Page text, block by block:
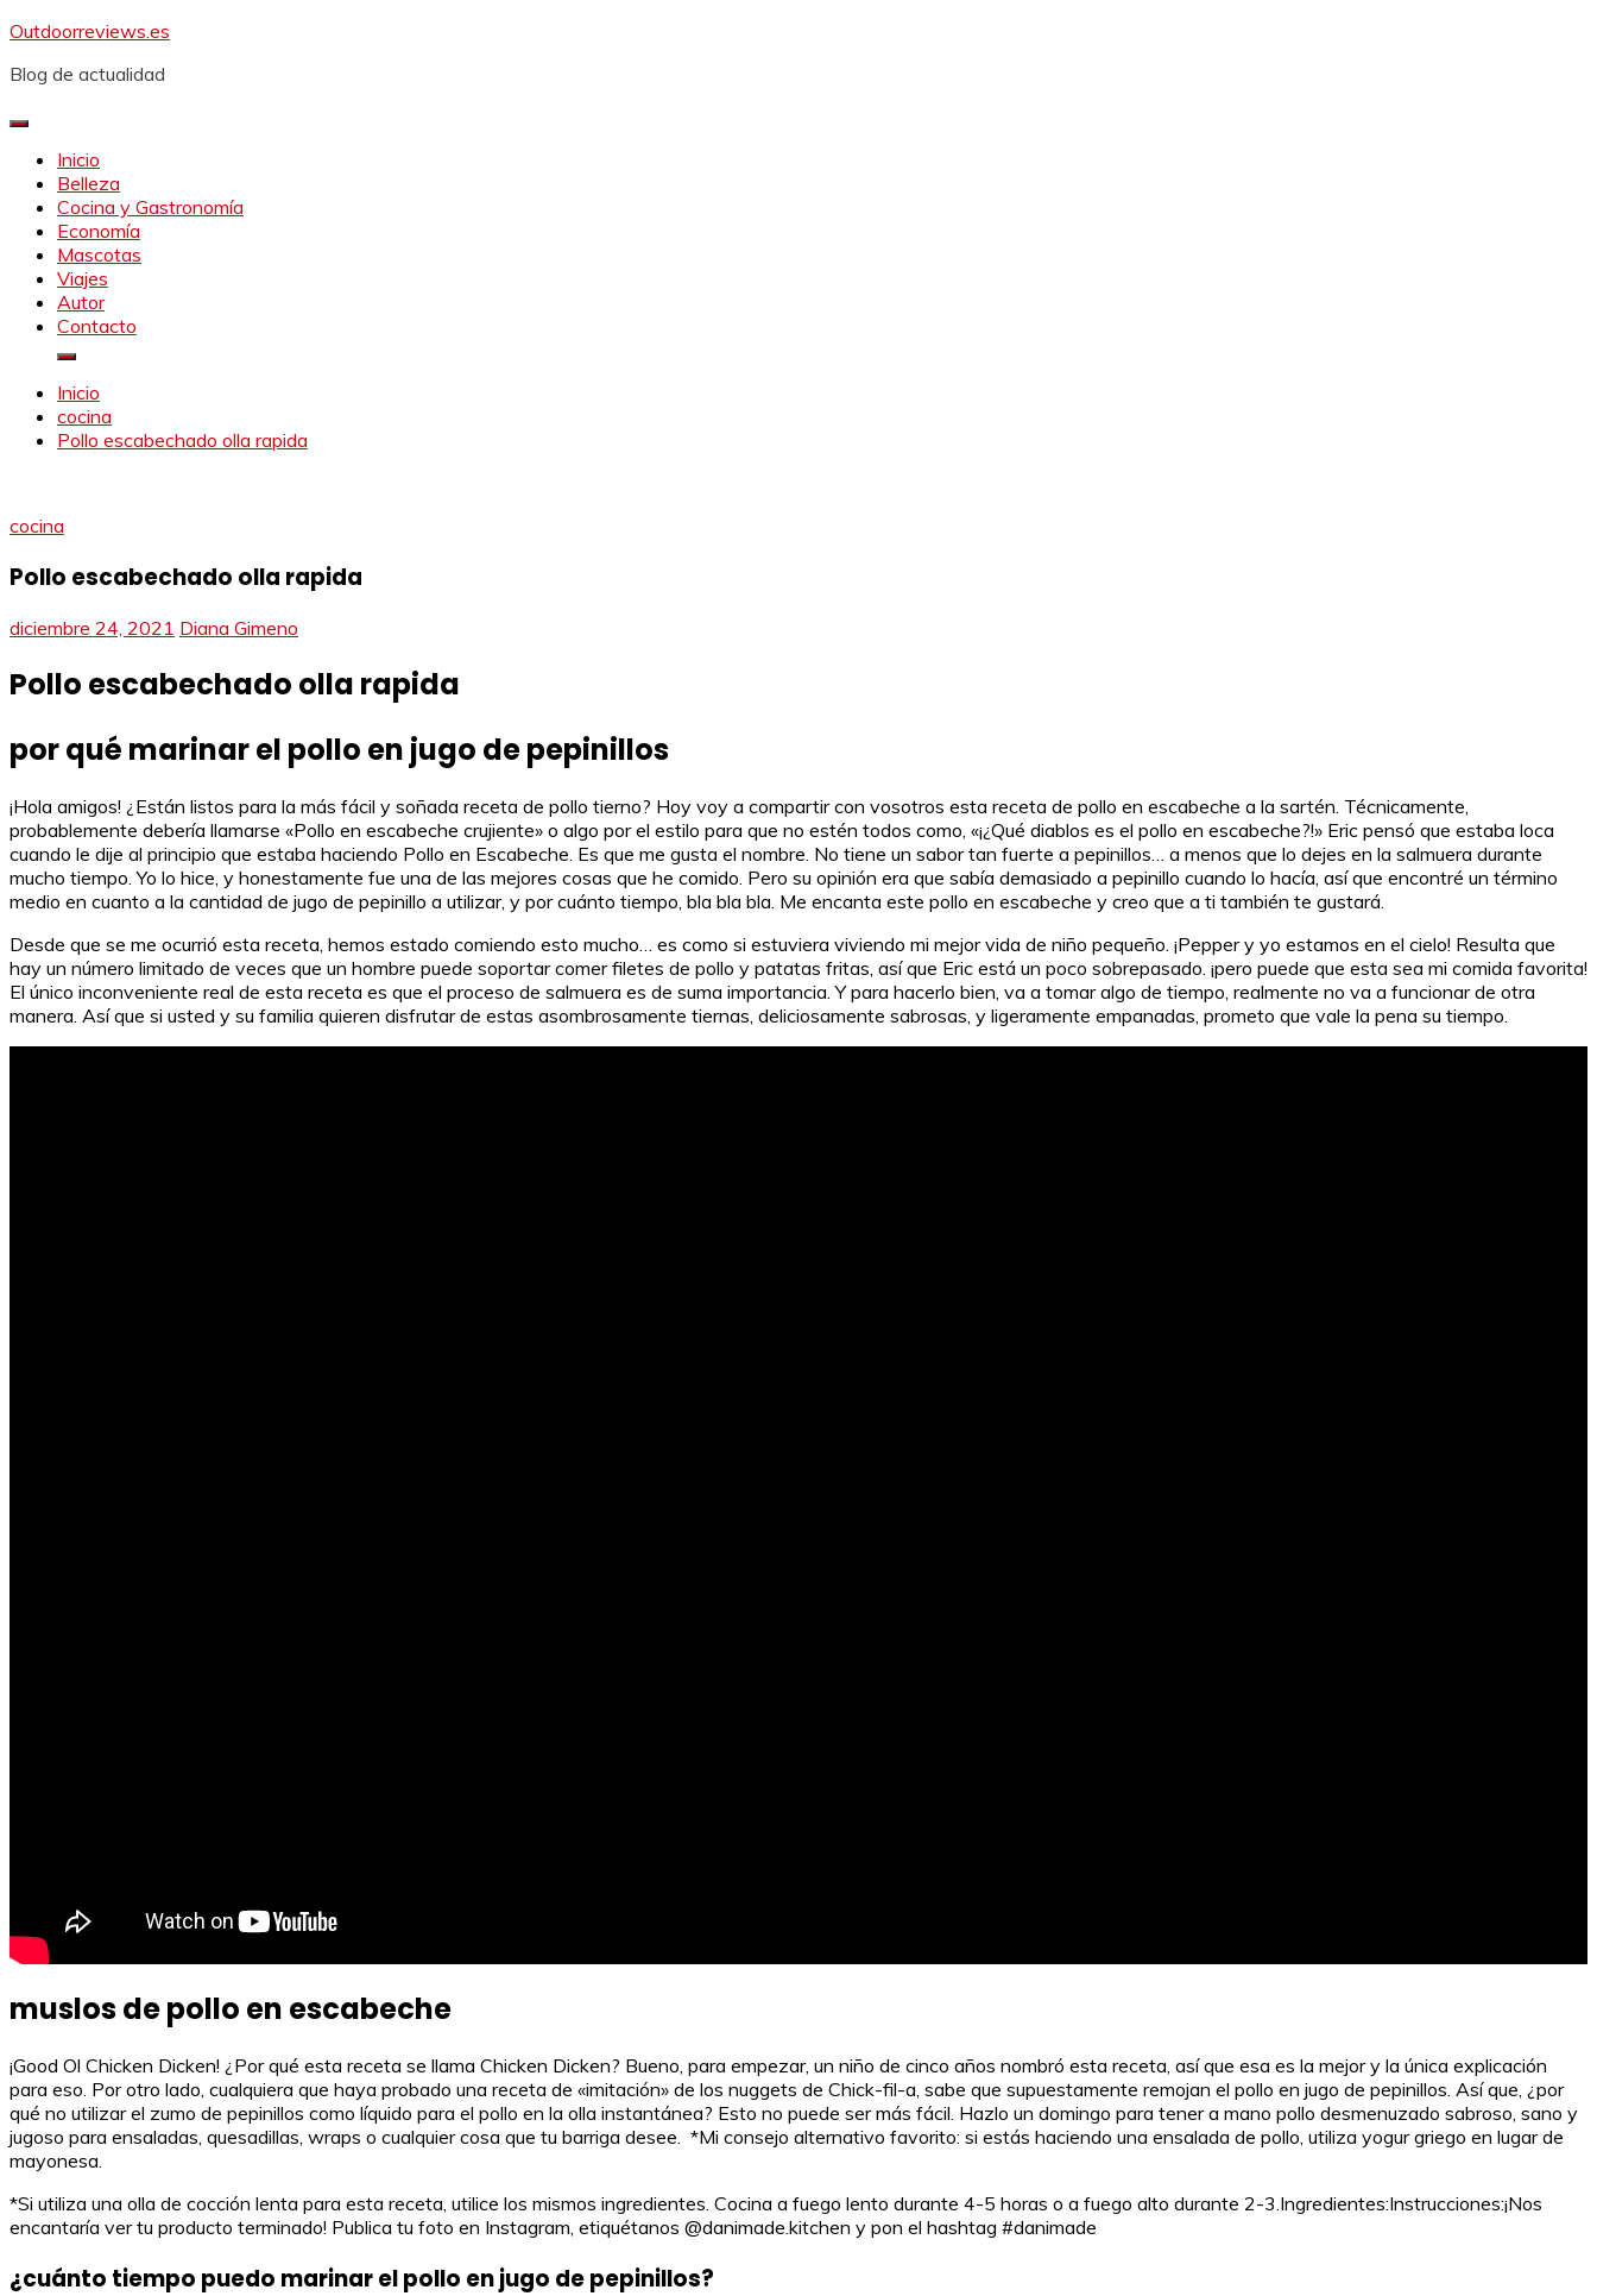
Saltar
contenido
Outdoorreviews.es
Blog de actualidad
Inicio
Belleza
Cocina y Gastronomía
Economía
Mascotas
Viajes
Autor
Contacto
Inicio
cocina
Pollo escabechado olla rapida
cocina
Pollo escabechado olla rapida
diciembre 24, 2021 Diana Gimeno
Pollo escabechado olla rapida
por qué marinar el pollo en jugo de pepinillos
¡Hola amigos! ¿Están listos para la más fácil y soñada receta de pollo tierno? Hoy voy a compartir con vosotros esta receta de pollo en escabeche a la sartén. Técnicamente,
probablemente debería llamarse «Pollo en escabeche crujiente» o algo por el estilo para que no estén todos como, «¡¿Qué diablos es el pollo en escabeche?!» Eric pensó que estaba loca
cuando le dije al principio que estaba haciendo Pollo en Escabeche. Es que me gusta el nombre. No tiene un sabor tan fuerte a pepinillos… a menos que lo dejes en la salmuera durante
mucho tiempo. Yo lo hice, y honestamente fue una de las mejores cosas que he comido. Pero su opinión era que sabía demasiado a pepinillo cuando lo hacía, así que encontré un término
medio en cuanto a la cantidad de jugo de pepinillo a utilizar, y por cuánto tiempo, bla bla bla. Me encanta este pollo en escabeche y creo que a ti también te gustará.
Desde que se me ocurrió esta receta, hemos estado comiendo esto mucho… es como si estuviera viviendo mi mejor vida de niño pequeño. ¡Pepper y yo estamos en el cielo! Resulta que
hay un número limitado de veces que un hombre puede soportar comer filetes de pollo y patatas fritas, así que Eric está un poco sobrepasado. ¡pero puede que esta sea mi comida favorita!
El único inconveniente real de esta receta es que el proceso de salmuera es de suma importancia. Y para hacerlo bien, va a tomar algo de tiempo, realmente no va a funcionar de otra
manera. Así que si usted y su familia quieren disfrutar de estas asombrosamente tiernas, deliciosamente sabrosas, y ligeramente empanadas, prometo que vale la pena su tiempo.
muslos de pollo en escabeche
¡Good Ol Chicken Dicken! ¿Por qué esta receta se llama Chicken Dicken? Bueno, para empezar, un niño de cinco años nombró esta receta, así que esa es la mejor y la única explicación
para eso. Por otro lado, cualquiera que haya probado una receta de «imitación» de los nuggets de Chick-fil-a, sabe que supuestamente remojan el pollo en jugo de pepinillos. Así que, ¿por
qué no utilizar el zumo de pepinillos como líquido para el pollo en la olla instantánea? Esto no puede ser más fácil. Hazlo un domingo para tener a mano pollo desmenuzado sabroso, sano y
jugoso para ensaladas, quesadillas, wraps o cualquier cosa que tu barriga desee. *Mi consejo alternativo favorito: si estás haciendo una ensalada de pollo, utiliza yogur griego en lugar de
mayonesa.
*Si utiliza una olla de cocción lenta para esta receta, utilice los mismos ingredientes. Cocina a fuego lento durante 4-5 horas o a fuego alto durante 2-3.Ingredientes:Instrucciones:¡Nos
encantaría ver tu producto terminado! Publica tu foto en Instagram, etiquétanos @danimade.kitchen y pon el hashtag #danimade
¿cuánto tiempo puedo marinar el pollo en jugo de pepinillos?